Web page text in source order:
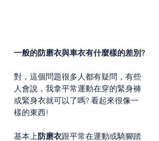
一般的防磨衣與車衣有什麼樣的差別?
對，這個問題很多人都有疑問，有些
人會說，我拿平常運動在穿的緊身褲
或緊身衣就可以了嗎? 看起來很像一
樣的東西!
基本上防磨衣跟平常在運動或騎腳踏